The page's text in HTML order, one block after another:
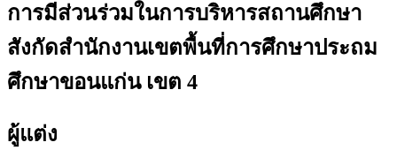
การมีส่วนร่วมในการบริหารสถานศึกษา
สังกัดสำนักงานเขตพื้นที่การศึกษาประถม
ศึกษาขอนแก่น เขต 4
ผู้แต่ง